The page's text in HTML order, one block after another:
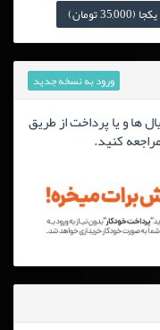
تومان)
ورود به نسخه جدید
ها و یا پرداخت از طریق
کنید.